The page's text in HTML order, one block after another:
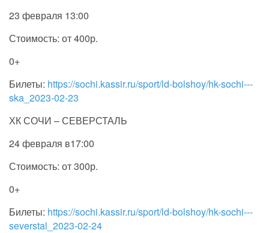
23 февраля 13:00
Стоимость: от 400р.
0+
Билеты: https://sochi.kassir.ru/sport/ld-bolshoy/hk-sochi---
ska_2023-02-23
ХК СОЧИ – СЕВЕРСТАЛЬ
24 февраля в17:00
Стоимость: от 300р.
0+
Билеты: https://sochi.kassir.ru/sport/ld-bolshoy/hk-sochi---
severstal_2023-02-24